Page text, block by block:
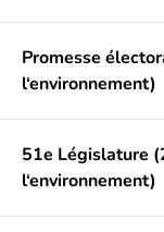
Promesse
l‘environnement)
51e Législature
l‘environnement)